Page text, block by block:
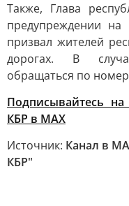
Также, Глава
предупреждении
призвал жителей
дорогах. В
обращаться по
Подписывайтесь
КБР в МАХ
Источник: Канал в
КБР"